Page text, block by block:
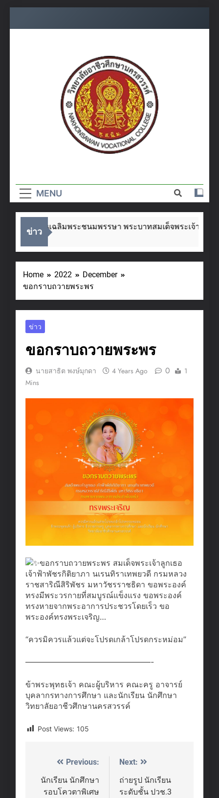
อาชีวศึกษา
นครสวรรค์
MENU
ข่าว
นโอกาสวันเฉลิมพระชนมพรรษา พระบาทสมเด็จพระเจ้าอยู่หัว
Home 2022
December
ขอกราบถวายพระพร
ข่าว
ขอกราบถวายพระพร
นายสาธิต พงษ์มุกดา 4 Years Ago 0
1
Mins
ขอกราบถวายพระพร สมเด็จพระเจ้าลูกเธอ
เจ้าฟ้าพัชรกิติยาภา นเรนทิราเทพยวดี กรมหลวง
ราชสาริณีสิริพัชร มหาวัชรราชธิดา ขอพระองค์
ทรงมีพระวรกายที่สมบูรณ์แข็งแรง ขอพระองค์
ทรงหายจากพระอาการประชวรโดยเร็ว ขอ
พระองค์ทรงพระเจริญ…
“ควรมิควรแล้วแต่จะโปรดเกล้าโปรดกระหม่อม”
————————————————-
ข้าพระพุทธเจ้า คณะผู้บริหาร คณะครู อาจารย์
บุคลากรทางการศึกษา และนักเรียน นักศึกษา
วิทยาลัยอาชีวศึกษานครสวรรค์
Post Views: 105
Post
navigation
Previous:
นักเรียน นักศึกษา
รอบโควตาพิเศษ
Next:
ถ่ายรูป นักเรียน
ระดับชั้น ปวช.3